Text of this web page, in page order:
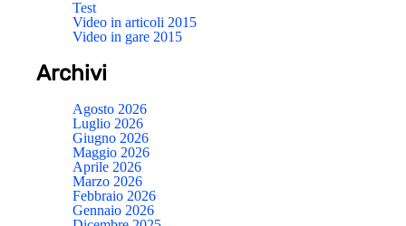
Test
Video in articoli 2015
Video in gare 2015
Archivi
Agosto 2026
Luglio 2026
Giugno 2026
Maggio 2026
Aprile 2026
Marzo 2026
Febbraio 2026
Gennaio 2026